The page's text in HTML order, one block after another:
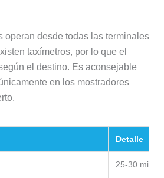
operan desde todas las terminales
taxímetros, por lo que el
el destino. Es aconsejable
en los mostradores
Detalle
25-30